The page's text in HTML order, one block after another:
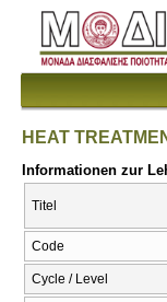
HEAT
Informationen zur
Titel
Code
Cycle / Level